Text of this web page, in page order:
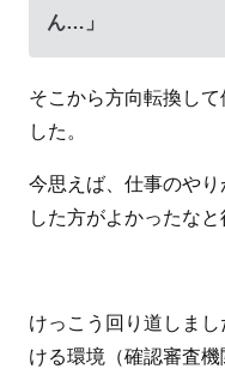
ん…」
そこから方向転換し
した。
今思えば、仕事のや
した方がよかったなと
けっこう回り道しま
ける環境（確認審査機